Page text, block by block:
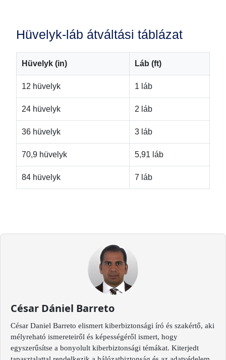
Hüvelyk-láb átváltási táblázat
Hüvelyk (in) Láb (ft)
12 hüvelyk 1 láb
24 hüvelyk 2 láb
36 hüvelyk 3 láb
70,9 hüvelyk 5,91 láb
84 hüvelyk 7 láb
César Dániel Barreto
César Daniel Barreto elismert kiberbiztonsági író és szakértő, aki
mélyreható ismereteiről és képességéről ismert, hogy
egyszerűsítse a bonyolult kiberbiztonsági témákat. Kiterjedt